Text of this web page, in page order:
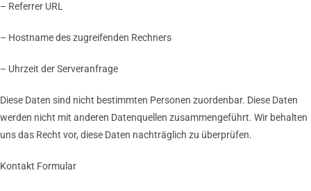
– Referrer URL
– Hostname des zugreifenden Rechners
– Uhrzeit der Serveranfrage
Diese Daten sind nicht bestimmten Personen zuordenbar. Diese Daten
werden nicht mit anderen Datenquellen zusammengeführt. Wir behalten
uns das Recht vor, diese Daten nachträglich zu überprüfen.
Kontakt Formular